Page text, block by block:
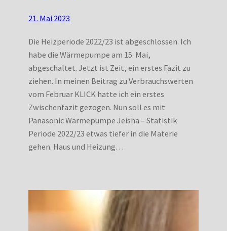
21. Mai 2023
Die Heizperiode 2022/23 ist abgeschlossen. Ich
habe die Wärmepumpe am 15. Mai,
abgeschaltet. Jetzt ist Zeit, ein erstes Fazit zu
ziehen. In meinen Beitrag zu Verbrauchswerten
vom Februar KLICK hatte ich ein erstes
Zwischenfazit gezogen. Nun soll es mit
Panasonic Wärmepumpe Jeisha – Statistik
Periode 2022/23 etwas tiefer in die Materie
gehen. Haus und Heizung…